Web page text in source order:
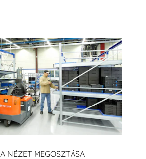
A NÉZET MEGOSZTÁSA